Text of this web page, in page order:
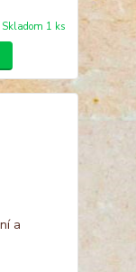
Skladom 1 ks